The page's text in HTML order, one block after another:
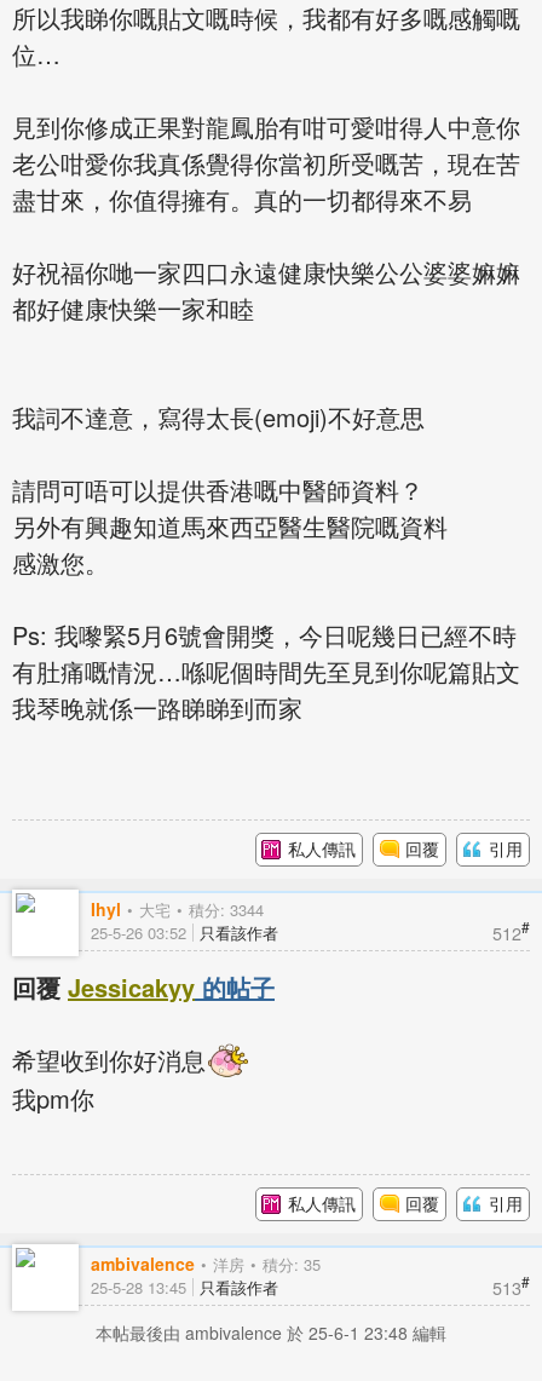
所以我睇你嘅貼文嘅時候，我都有好多嘅感觸嘅
位…
見到你修成正果對龍鳳胎有咁可愛咁得人中意你
老公咁愛你我真係覺得你當初所受嘅苦，現在苦
盡甘來，你值得擁有。真的一切都得來不易
好祝福你哋一家四口永遠健康快樂公公婆婆嫲嫲
都好健康快樂一家和睦
我詞不達意，寫得太長(emoji)不好意思
請問可唔可以提供香港嘅中醫師資料？
另外有興趣知道馬來西亞醫生醫院嘅資料
感激您。
Ps: 我嚟緊5月6號會開獎，今日呢幾日已經不時
有肚痛嘅情況…喺呢個時間先至見到你呢篇貼文
我琴晚就係一路睇睇到而家
私人傳訊 回覆 引用
Ihyl 大宅 積分: 3344
512#
25-5-26 03:52 只看該作者
回覆 Jessicakyy 的帖子
希望收到你好消息
我pm你
私人傳訊 回覆 引用
ambivalence 洋房 積分: 35
513#
25-5-28 13:45 只看該作者
本帖最後由 ambivalence 於 25-6-1 23:48 編輯